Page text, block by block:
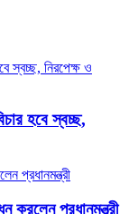
হবে স্বচ্ছ,
করলেন প্রধানমন্ত্রী